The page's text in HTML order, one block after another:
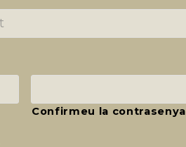
Confirmeu la contrasenya